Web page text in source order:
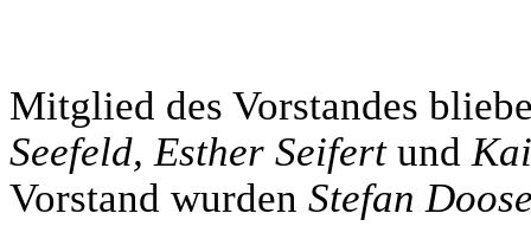
Mitglied des Vorstandes
Seefeld, Esther Seifert und
Vorstand wurden Stefan